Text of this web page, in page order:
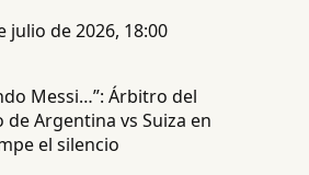
julio de 2026, 18:00